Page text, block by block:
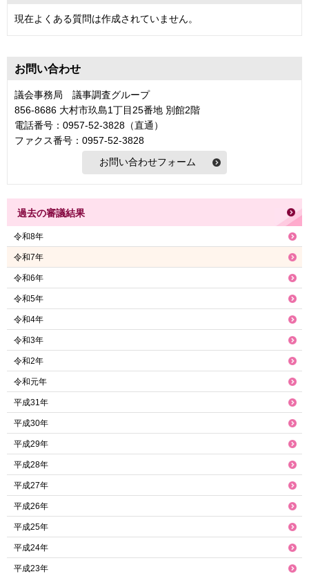
現在よくある質問は作成されていません。
お問い合わせ
議会事務局 議事調査グループ
856-8686 大村市玖島1丁目25番地 別館2階
電話番号：0957-52-3828（直通）
ファクス番号：0957-52-3828
過去の審議結果
令和8年
令和7年
令和6年
令和5年
令和4年
令和3年
令和2年
令和元年
平成31年
平成30年
平成29年
平成28年
平成27年
平成26年
平成25年
平成24年
平成23年